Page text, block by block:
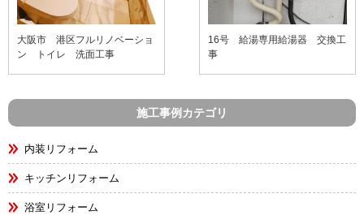
大阪市 港区フルリノベーショ
ン トイレ 洗面工事
16号 給湯専用給湯器 交換工
事
施工事例カテゴリ
内装リフォーム
キッチンリフォーム
浴室リフォーム